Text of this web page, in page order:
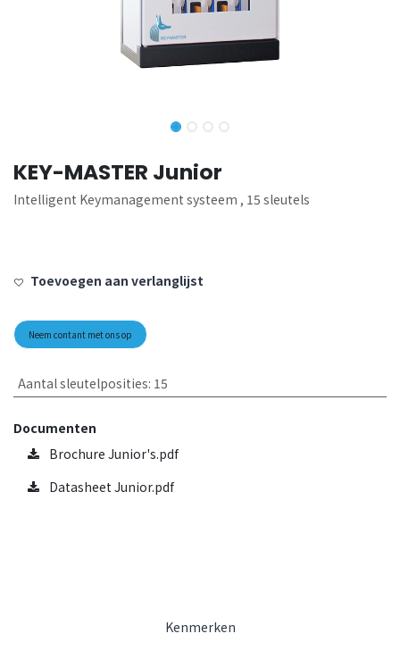
KEY-MASTER Junior
Intelligent Keymanagement systeem , 15 sleutels
Toevoegen aan verlanglijst
Neem contant met ons op
Aantal sleutelposities: 15
Documenten
Brochure Junior's.pdf
Datasheet Junior.pdf
Kenmerken